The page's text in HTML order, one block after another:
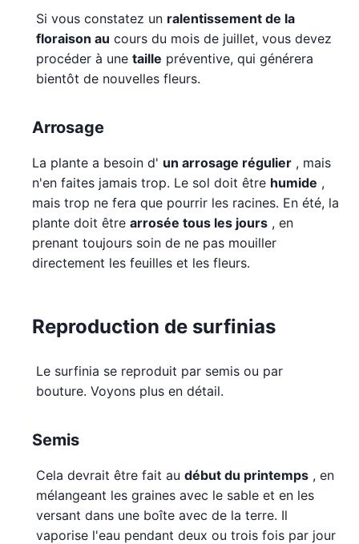
Si vous constatez un ralentissement de la
floraison au cours du mois de juillet, vous devez
procéder à une taille préventive, qui générera
bientôt de nouvelles fleurs.
Arrosage
La plante a besoin d' un arrosage régulier , mais
n'en faites jamais trop. Le sol doit être humide ,
mais trop ne fera que pourrir les racines. En été, la
plante doit être arrosée tous les jours , en
prenant toujours soin de ne pas mouiller
directement les feuilles et les fleurs.
Reproduction de surfinias
Le surfinia se reproduit par semis ou par
bouture. Voyons plus en détail.
Semis
Cela devrait être fait au début du printemps , en
mélangeant les graines avec le sable et en les
versant dans une boîte avec de la terre. Il
vaporise l'eau pendant deux ou trois fois par jour